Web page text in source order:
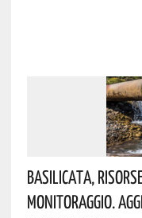
Basilicata,
Monitoraggio.